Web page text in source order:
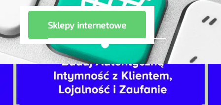
Sklepy internetowe